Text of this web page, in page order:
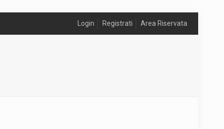
Login Registrati Area Riservata